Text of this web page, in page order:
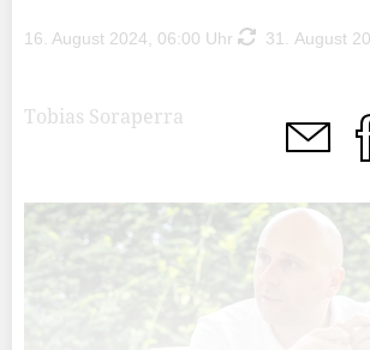
16. August 2024, 06:00 Uhr 31. August
Tobias Soraperra